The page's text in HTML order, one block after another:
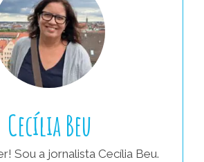
Cecília Beu
Sou a jornalista Cecília Beu.